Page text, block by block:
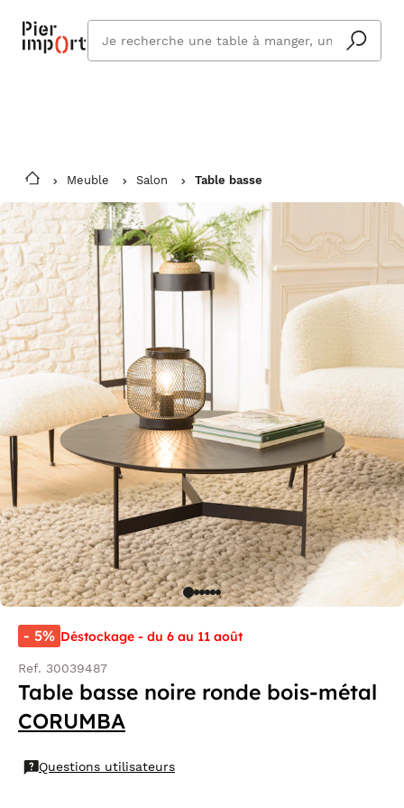
Vous êtes absent ? Pier Import s'adapte
et vous livre à votre retour.
En savoir plus
cherchez
vous ?
Meuble Salon Table basse
- 5% Déstockage - du 6 au 11 août
Ref. 30039487
Table basse noire ronde bois-métal
CORUMBA
Questions utilisateurs